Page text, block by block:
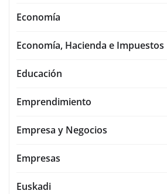
Economía
Economía, Hacienda e Impuestos
Educación
Emprendimiento
Empresa y Negocios
Empresas
Euskadi